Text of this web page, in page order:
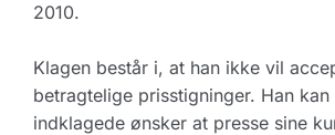
2010.
Klagen består i, at han ikke vil
betragtelige prisstigninger. Han
indklagede ønsker at presse sine